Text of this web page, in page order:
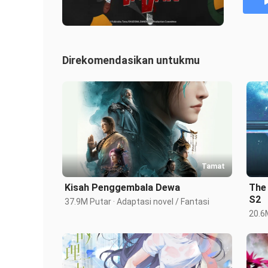
Awal
Direkomendasikan untukmu
Tamat
Kisah Penggembala Dewa
S2